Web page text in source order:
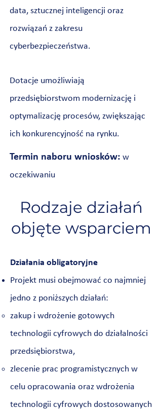
data, sztucznej inteligencji oraz
rozwiązań z zakresu
cyberbezpieczeństwa.
Dotacje umożliwiają
przedsiębiorstwom modernizację i
optymalizację procesów, zwiększając
ich konkurencyjność na rynku.​
Termin naboru wniosków: w
oczekiwaniu
Rodzaje działań
objęte wsparciem
Działania obligatoryjne
Projekt musi obejmować co najmniej
jedno z poniższych działań:
zakup i wdrożenie gotowych
technologii cyfrowych do działalności
przedsiębiorstwa,
zlecenie prac programistycznych w
celu opracowania oraz wdrożenia
technologii cyfrowych dostosowanych